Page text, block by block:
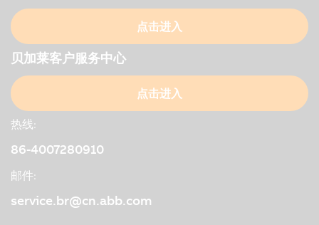
点击进入
贝加莱客户服务中心
点击进入
热线:
86-4007280910
邮件:
service.br@cn.abb.com